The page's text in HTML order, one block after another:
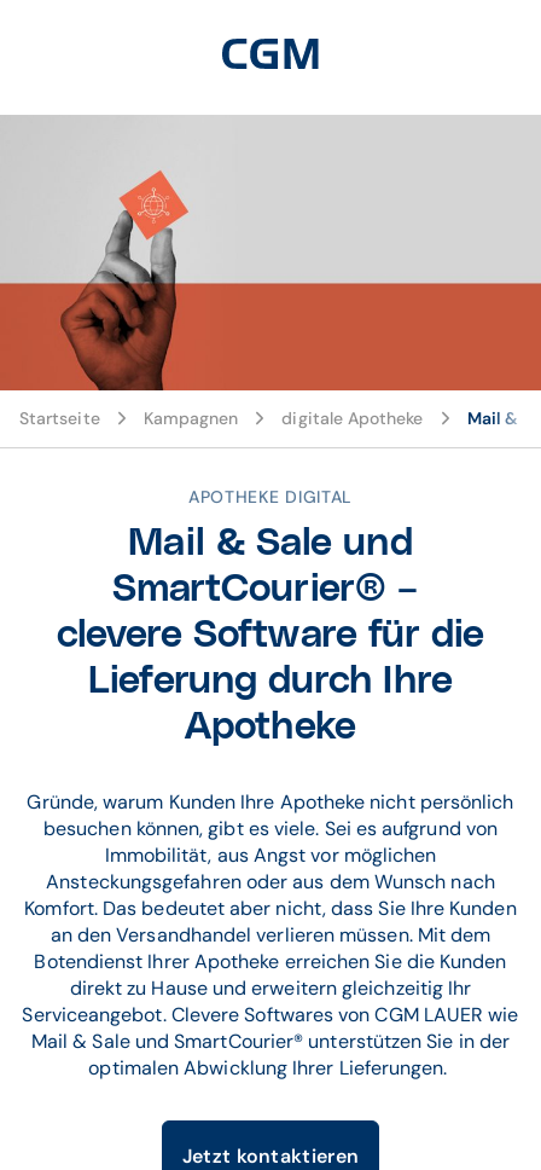
Startseite Kampagnen digitale Apotheke Mail &
APOTHEKE DIGITAL
Mail & Sale und
SmartCourier® –
clevere Software für die
Lieferung durch Ihre
Apotheke
Gründe, warum Kunden Ihre Apotheke nicht persönlich
besuchen können, gibt es viele. Sei es aufgrund von
Immobilität, aus Angst vor möglichen
Ansteckungsgefahren oder aus dem Wunsch nach
Komfort. Das bedeutet aber nicht, dass Sie Ihre Kunden
an den Versandhandel verlieren müssen. Mit dem
Botendienst Ihrer Apotheke erreichen Sie die Kunden
direkt zu Hause und erweitern gleichzeitig Ihr
Serviceangebot. Clevere Softwares von CGM LAUER wie
Mail & Sale und SmartCourier® unterstützen Sie in der
optimalen Abwicklung Ihrer Lieferungen.
Jetzt kontaktieren